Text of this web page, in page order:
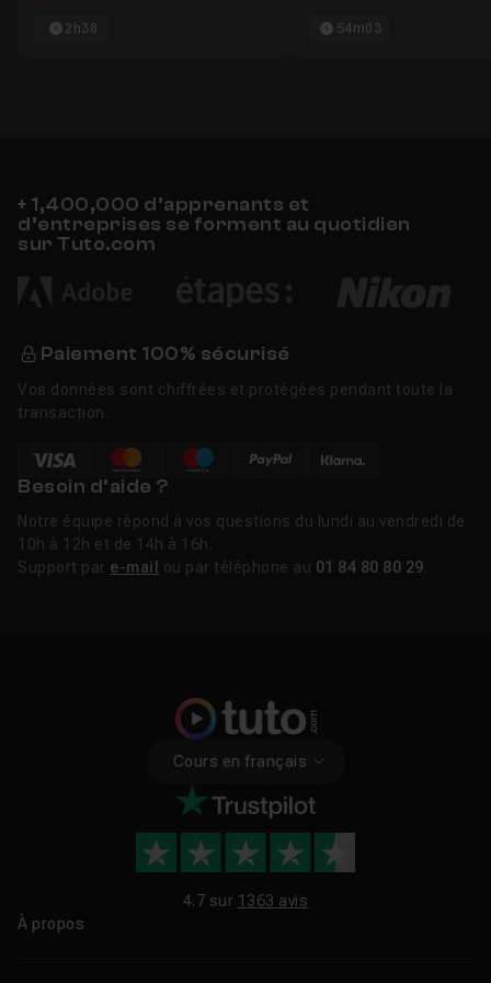
2h38 54m03
+ 1,400,000 d’apprenants et
d’entreprises se forment au quotidien
sur Tuto.com
Paiement 100% sécurisé
Vos données sont chiffrées et protégées pendant toute la
transaction.
Besoin d’aide ?
Notre équipe répond à vos questions du lundi au vendredi de
10h à 12h et de 14h à 16h.
Support par e-mail ou par téléphone au 01 84 80 80 29
Cours en français
4.7 sur 1363 avis
À propos